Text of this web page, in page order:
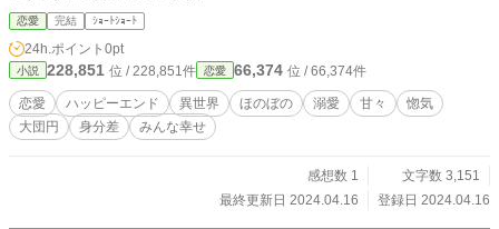
恋愛 完結 ｼｮｰﾄｼｮｰﾄ
24h.ポイント 0pt
小説 228,851 位 / 228,851件 恋愛 66,374 位 / 66,374件
恋愛 ハッピーエンド 異世界 ほのぼの 溺愛 甘々
惚気
大団円
身分差 みんな幸せ
感想数 1
文字数 3,151
最終更新日 2024.04.16
登録日 2024.04.16